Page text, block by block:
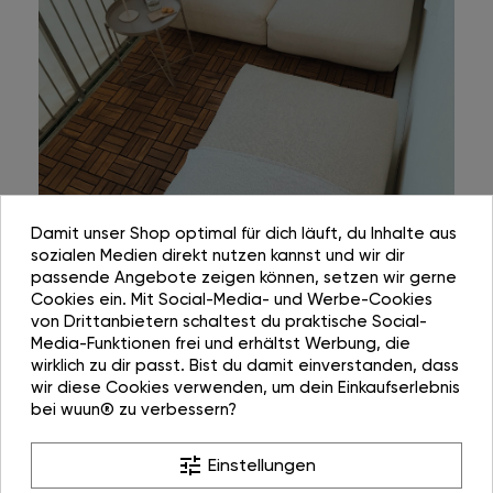
Damit unser Shop optimal für dich läuft, du Inhalte aus
sozialen Medien direkt nutzen kannst und wir dir
passende Angebote zeigen können, setzen wir gerne
Cookies ein. Mit Social-Media- und Werbe-Cookies
von Drittanbietern schaltest du praktische Social-
Media-Funktionen frei und erhältst Werbung, die
wirklich zu dir passt. Bist du damit einverstanden, dass
wir diese Cookies verwenden, um dein Einkaufserlebnis
bei wuun® zu verbessern?
tune Einstellungen